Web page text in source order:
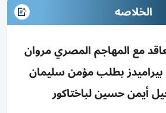
الخلاصه
مع المهاجم المصري مروان
بطلب مؤمن سليمان
أيمن حسين لباختاكور